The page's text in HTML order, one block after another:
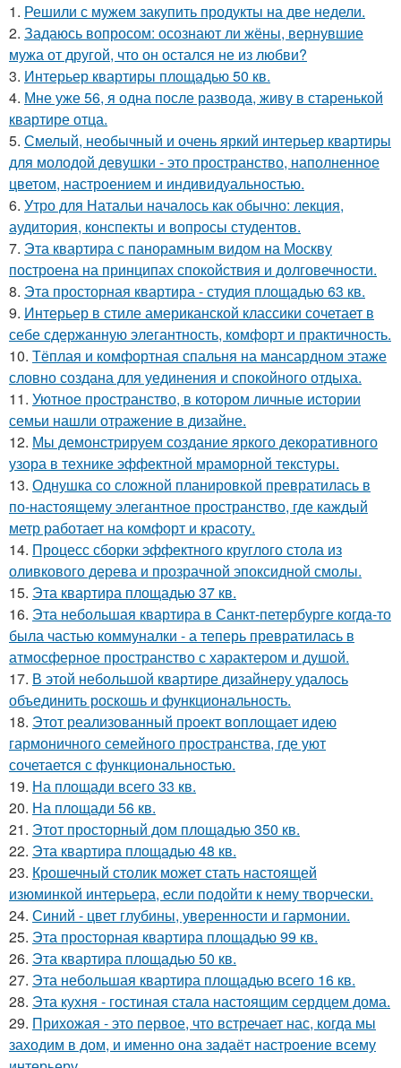
1. Решили с мужем закупить продукты на две недели.
2. Задаюсь вопросом: осознают ли жёны, вернувшие
мужа от другой, что он остался не из любви?
3. Интерьер квартиры площадью 50 кв.
4. Мне уже 56, я одна после развода, живу в старенькой
квартире отца.
5. Смелый, необычный и очень яркий интерьер квартиры
для молодой девушки - это пространство, наполненное
цветом, настроением и индивидуальностью.
6. Утро для Натальи началось как обычно: лекция,
аудитория, конспекты и вопросы студентов.
7. Эта квартира с панорамным видом на Москву
построена на принципах спокойствия и долговечности.
8. Эта просторная квартира - студия площадью 63 кв.
9. Интерьер в стиле американской классики сочетает в
себе сдержанную элегантность, комфорт и практичность.
10. Тёплая и комфортная спальня на мансардном этаже
словно создана для уединения и спокойного отдыха.
11. Уютное пространство, в котором личные истории
семьи нашли отражение в дизайне.
12. Мы демонстрируем создание яркого декоративного
узора в технике эффектной мраморной текстуры.
13. Однушка со сложной планировкой превратилась в
по-настоящему элегантное пространство, где каждый
метр работает на комфорт и красоту.
14. Процесс сборки эффектного круглого стола из
оливкового дерева и прозрачной эпоксидной смолы.
15. Эта квартира площадью 37 кв.
16. Эта небольшая квартира в Санкт-петербурге когда-то
была частью коммуналки - а теперь превратилась в
атмосферное пространство с характером и душой.
17. В этой небольшой квартире дизайнеру удалось
объединить роскошь и функциональность.
18. Этот реализованный проект воплощает идею
гармоничного семейного пространства, где уют
сочетается с функциональностью.
19. На площади всего 33 кв.
20. На площади 56 кв.
21. Этот просторный дом площадью 350 кв.
22. Эта квартира площадью 48 кв.
23. Крошечный столик может стать настоящей
изюминкой интерьера, если подойти к нему творчески.
24. Синий - цвет глубины, уверенности и гармонии.
25. Эта просторная квартира площадью 99 кв.
26. Эта квартира площадью 50 кв.
27. Эта небольшая квартира площадью всего 16 кв.
28. Эта кухня - гостиная стала настоящим сердцем дома.
29. Прихожая - это первое, что встречает нас, когда мы
заходим в дом, и именно она задаёт настроение всему